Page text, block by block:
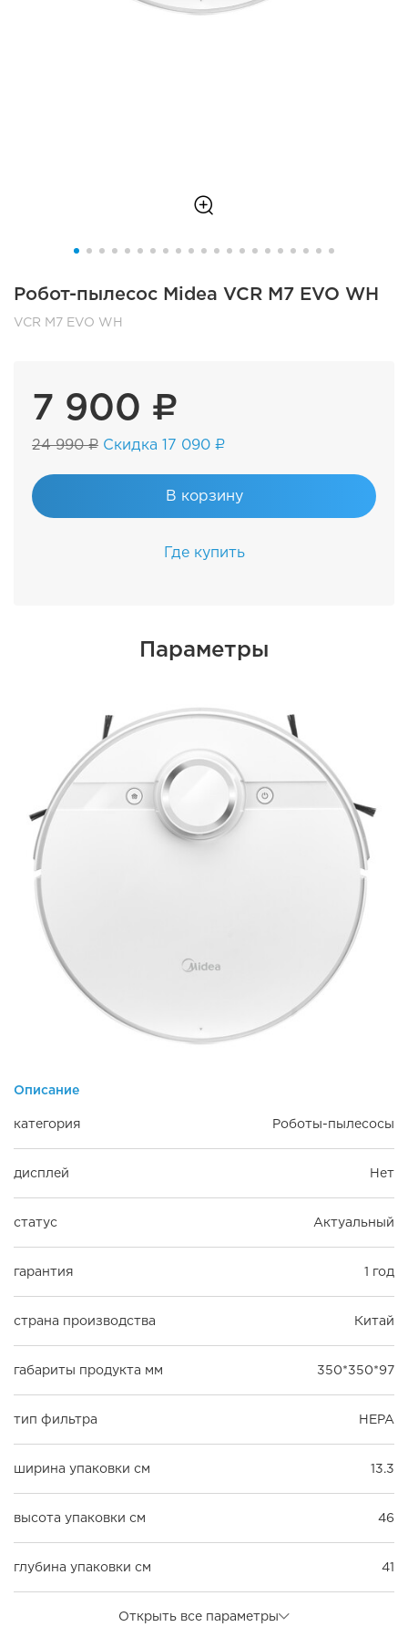
Робот-пылесос Midea VCR M7 EVO WH
VCR M7 EVO WH
7 900 ₽
24 990 ₽ Скидка 17 090 ₽
В корзину
Где купить
Параметры
Описание
категория Роботы-пылесосы
дисплей Нет
статус Актуальный
гарантия 1 год
страна производства Китай
габариты продукта мм 350*350*97
тип фильтра HEPA
ширина упаковки см 13.3
высота упаковки см 46
глубина упаковки см 41
Открыть все параметры